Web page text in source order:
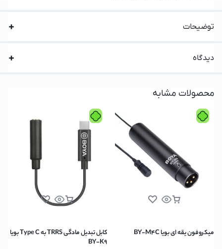
توضیحات
دیدگاه
محصولات مشابه
میکروفون یقه ای بویا BY-M4C
کابل تبدیل مادگی TRRS به Type C بویا
BY-K9